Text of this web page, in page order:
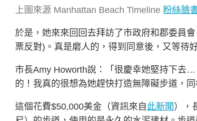
上圖來源 Manhattan Beach Timeline 粉絲臉
於是，她來來回回去拜訪了市政府和郡委員
票反對)。真是磨人的，得到同意後，又等待
市長Amy Howorth說：「很慶幸她堅持下去
的！我真的很想為她趕快打造無障礙步道，
這個花費$50,000美金（資訊來自 此新聞），